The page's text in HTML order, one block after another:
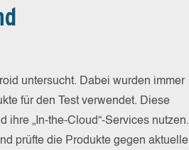
untersucht. Dabei wurden immer
für den Test verwendet. Diese
ihre „In-the-Cloud“-Services nutzen.
prüfte die Produkte gegen aktuelle